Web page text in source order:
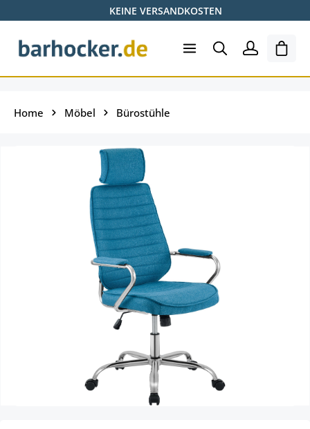
Zum Hauptinhalt springenKEINE VERSANDKOSTEN
Home Möbel Bürostühle